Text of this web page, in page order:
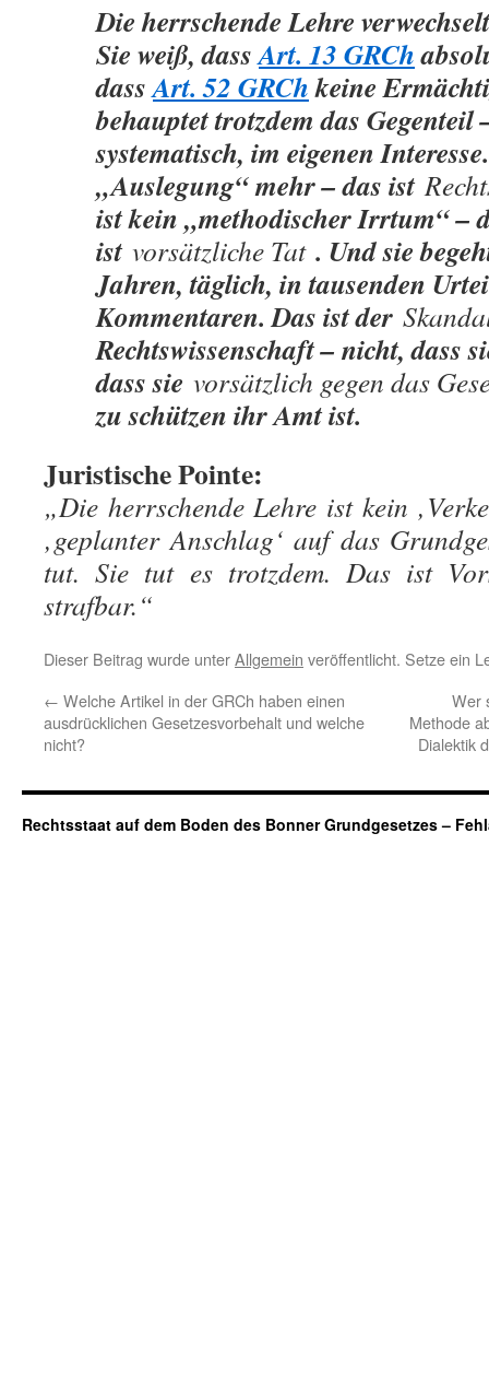
Die herrschende Lehre
Sie weiß, dassArt. 13 GRCh
dassArt. 52 GRChkeine
behauptet trotzdem das Gegenteil
systematisch, im eigenen
„Auslegung“ mehr – das ist
ist kein „methodischer Irrtum“ –
istvorsätzliche Tat . Und sie
Jahren, täglich, in tausenden
Kommentaren. Das ist der
Rechtswissenschaft – nicht, dass
dass sie vorsätzlich gegen das
zu schützen ihr Amt ist.
Juristische Pointe:
„Die herrschende Lehre ist kein
‚geplanter Anschlag‘ auf das
tut. Sie tut es trotzdem. Das ist
strafbar.“
Dieser Beitrag wurde unterAllgemein veröffentlicht. Setze ein
← Welche Artikel in der GRCh haben einen
ausdrücklichen Gesetzesvorbehalt und welche
nicht?
Wer
Methode
Dialektik
Rechtsstaat auf dem Boden des Bonner Grundgesetzes –